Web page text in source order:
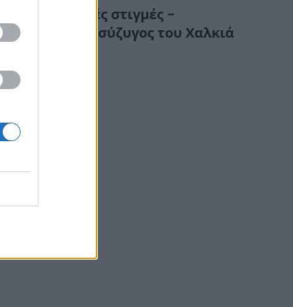
Συγκλονιστικές στιγμές –
Κατέρρευσε η σύζυγος του Χαλκιά